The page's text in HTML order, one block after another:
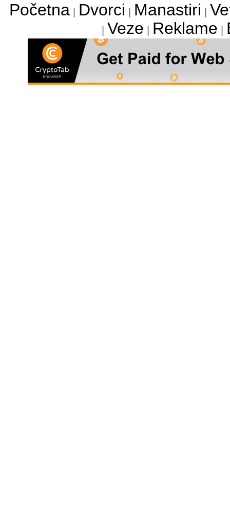
Početna| Dvorci Manastiri
Veze Reklame